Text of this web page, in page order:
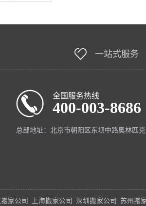
一站式服务
全国服务热线
400-003-8686
总部地址：北京市朝阳区东坝中路奥林匹
家公司 上海搬家公司 深圳搬家公司 苏州搬